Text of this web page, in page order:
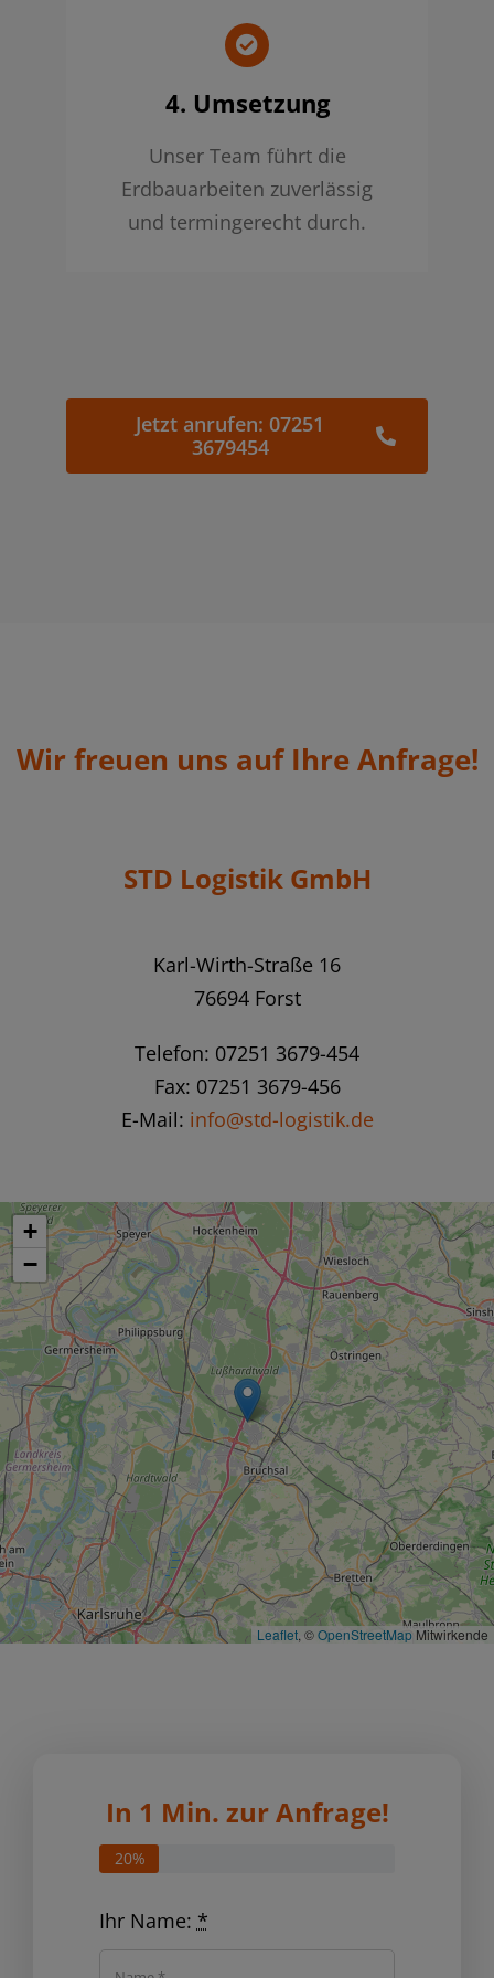
4. Umsetzung
Unser Team führt die
Erdbauarbeiten zuverlässig
und termingerecht durch.
Jetzt anrufen: 07251
3679454
Wir freuen uns auf Ihre Anfrage!
STD Logistik GmbH
Karl-Wirth-Straße 16
76694 Forst
Telefon: 07251 3679-454
Fax: 07251 3679-456
E-Mail: info@std-logistik.de
+
−
Leaflet , ©OpenStreetMap Mitwirkende
In 1 Min. zur Anfrage!
20%
Ihr Name: *